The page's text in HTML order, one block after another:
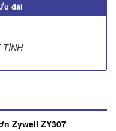
đãi
TÌNH
Zywell ZY307